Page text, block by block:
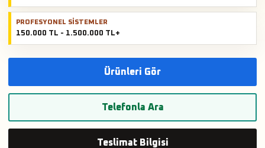
PROFESYONEL SISTEMLER
150.000 TL - 1.500.000 TL+
Ürünleri Gör
Telefonla Ara
Teslimat Bilgisi